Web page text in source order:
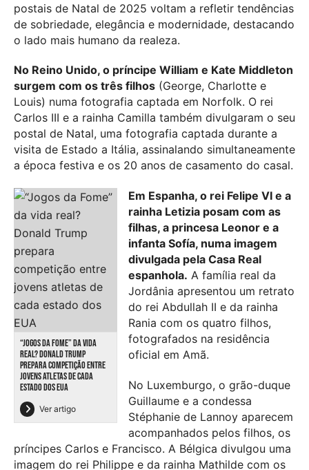
postais de Natal de 2025 voltam a refletir tendências
de sobriedade, elegância e modernidade, destacando
o lado mais humano da realeza.
No Reino Unido, o príncipe William e Kate Middleton
surgem com os três filhos (George, Charlotte e
Louis) numa fotografia captada em Norfolk. O rei
Carlos III e a rainha Camilla também divulgaram o seu
postal de Natal, uma fotografia captada durante a
visita de Estado a Itália, assinalando simultaneamente
a época festiva e os 20 anos de casamento do casal.
“JOGOS DA FOME” DA VIDA
REAL? DONALD TRUMP
PREPARA COMPETIÇÃO ENTRE
JOVENS ATLETAS DE CADA
ESTADO DOS EUA
Ver artigo
Em Espanha, o rei Felipe VI e a
rainha Letizia posam com as
filhas, a princesa Leonor e a
infanta Sofía, numa imagem
divulgada pela Casa Real
espanhola. A família real da
Jordânia apresentou um retrato
do rei Abdullah II e da rainha
Rania com os quatro filhos,
fotografados na residência
oficial em Amã.
No Luxemburgo, o grão-duque
Guillaume e a condessa
Stéphanie de Lannoy aparecem
acompanhados pelos filhos, os
príncipes Carlos e Francisco. A Bélgica divulgou uma
imagem do rei Philippe e da rainha Mathilde com os